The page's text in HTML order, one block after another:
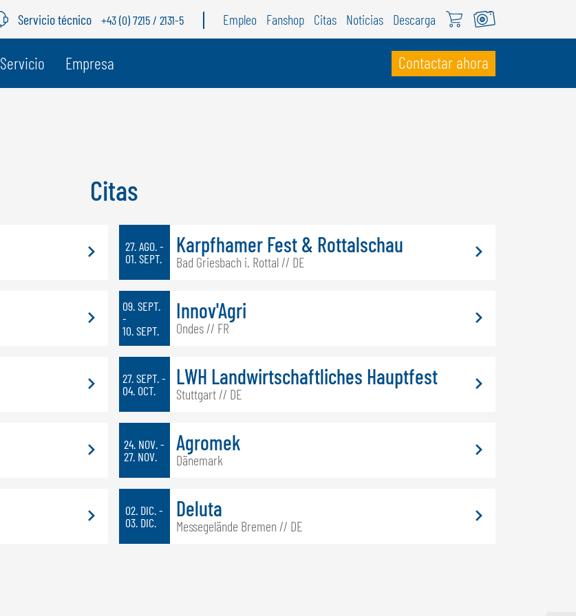
Servicio técnico +43 (0) 7215 / 2131-5 Empleo Fanshop Citas Noticias Descarga
Servicio Empresa Contactar ahora
Citas
27. AGO. -
01. SEPT.
Karpfhamer Fest & Rottalschau
Bad Griesbach i. Rottal // DE
09. SEPT.
-
10. SEPT.
Innov'Agri
Ondes // FR
27. SEPT. -
04. OCT.
LWH Landwirtschaftliches Hauptfest
Stuttgart // DE
24. NOV. -
27. NOV.
Agromek
Dänemark
02. DIC. -
03. DIC.
Deluta
Messegelände Bremen // DE